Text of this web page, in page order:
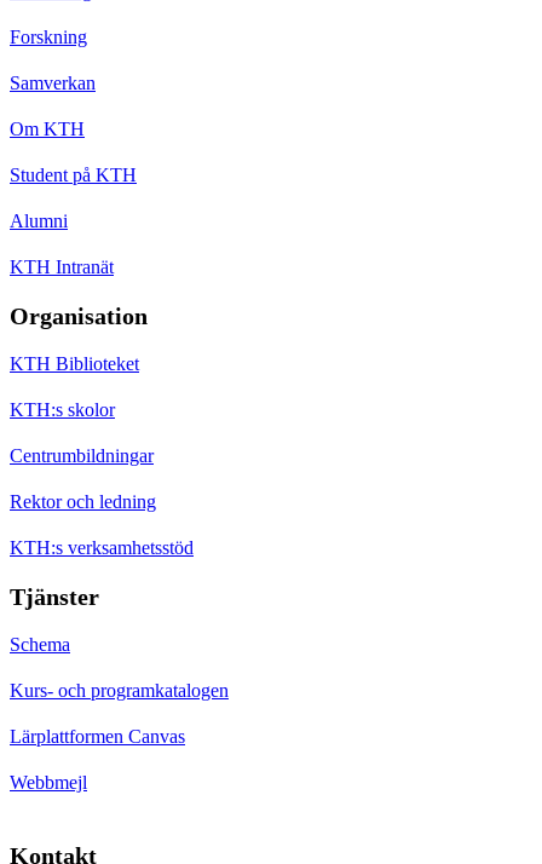
Forskning
Samverkan
Om KTH
Student på KTH
Alumni
KTH Intranät
Organisation
KTH Biblioteket
KTH:s skolor
Centrumbildningar
Rektor och ledning
KTH:s verksamhetsstöd
Tjänster
Schema
Kurs- och programkatalogen
Lärplattformen Canvas
Webbmejl
Kontakt